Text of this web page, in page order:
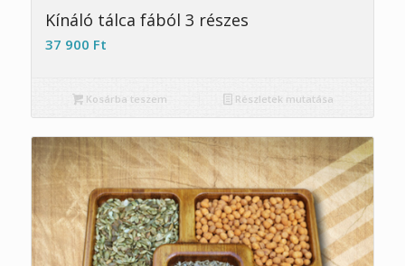
5.00
Kínáló tálca fából 3 részes
37 900 Ft
Kosárba teszem Részletek mutatása